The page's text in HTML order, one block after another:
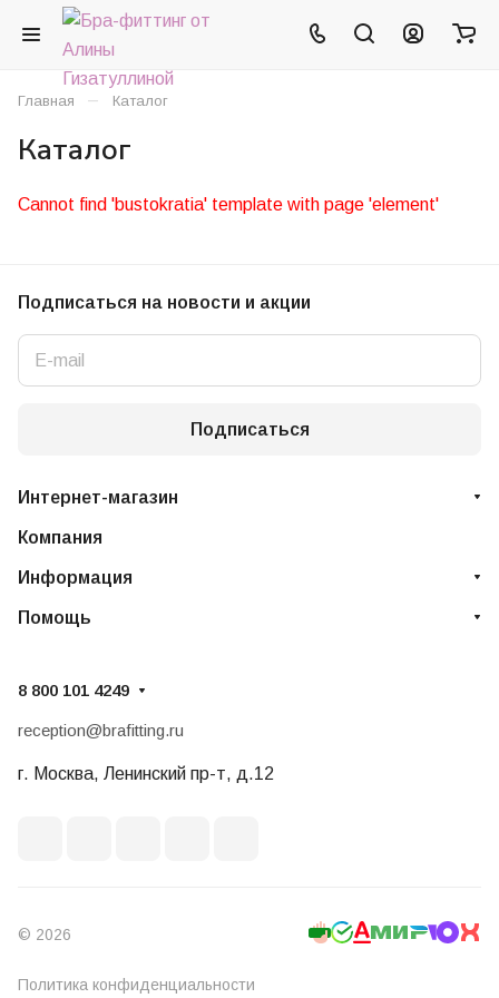
Главная – Каталог
Каталог
Cannot find 'bustokratia' template with page 'element'
Подписаться на новости и акции
Подписаться
Интернет-магазин
Компания
Информация
Помощь
8 800 101 4249
reception@brafitting.ru
г. Москва, Ленинский пр-т, д.12
© 2026
Политика конфиденциальности